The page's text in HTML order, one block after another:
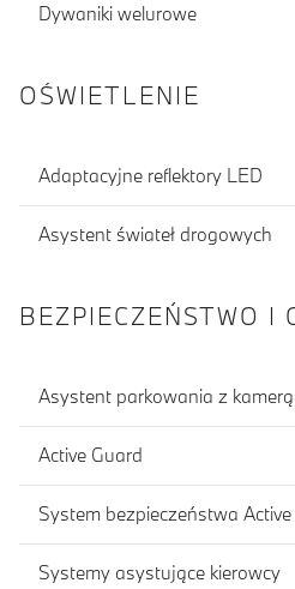
Dywaniki welurowe
OŚWIETLENIE
Adaptacyjne reflektory LED
Asystent świateł drogowych
BEZPIECZEŃSTWO I
Asystent parkowania z
Active Guard
System bezpieczeństwa
Systemy asystujące kierowcy